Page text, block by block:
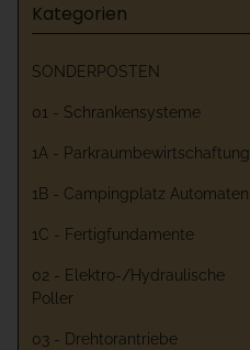
Kategorien
SONDERPOSTEN
01 - Schrankensysteme
1A - Parkraumbewirtschaftung
1B - Campingplatz Automaten
1C - Fertigfundamente
02 - Elektro-/Hydraulische
Poller
03 - Drehtorantriebe